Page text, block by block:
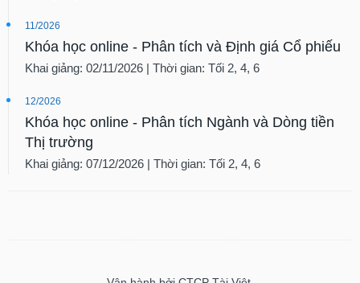
11/2026
Khóa học online - Phân tích và Định giá Cổ phiếu
Khai giảng: 02/11/2026 | Thời gian: Tối 2, 4, 6
12/2026
Khóa học online - Phân tích Ngành và Dòng tiền
Thị trường
Khai giảng: 07/12/2026 | Thời gian: Tối 2, 4, 6